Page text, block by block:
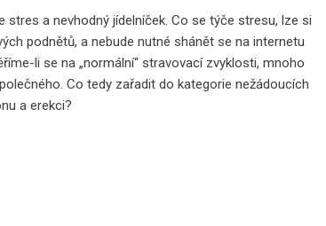
a nevhodný jídelníček. Co se týče stresu, lze si
podnětů, a nebude nutné shánět se na internetu
li se na „normální“ stravovací zvyklosti, mnoho
Co tedy zařadit do kategorie nežádoucích
a erekci?